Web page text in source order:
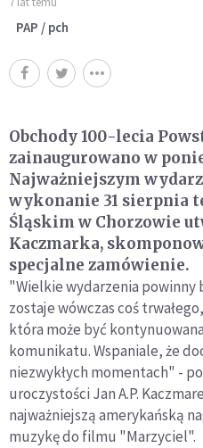
PAP / pch
Obchody 100-lecia
zainaugurowano w
Najważniejszym
wykonanie 31 sierpnia
Śląskim w Chorzowie
Kaczmarka,
specjalne zamówienie.
"Wielkie wydarzenia powinny
zostaje wówczas coś
która może być
komunikatu. Wspaniale, że
niezwykłych momentach" -
uroczystości Jan A.P.
najważniejszą amerykańską
muzykę do filmu "Marzyciel".